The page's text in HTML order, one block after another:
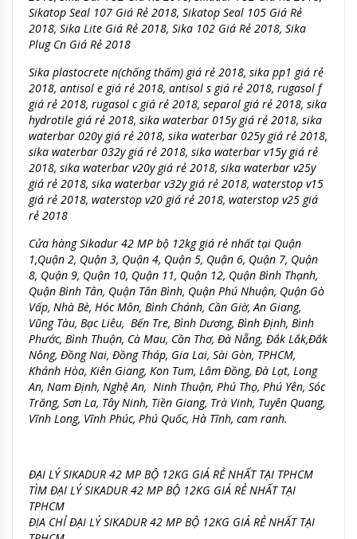
Sikatop Seal 107 Giá Rẻ 2018, Sikatop Seal 105 Giá Rẻ
2018, Sika Lite Giá Rẻ 2018, Sika 102 Giá Rẻ 2018, Sika
Plug Cn Giá Rẻ 2018
Sika plastocrete n(chống thấm) giá rẻ 2018, sika pp1 giá rẻ
2018, antisol e giá rẻ 2018, antisol s giá rẻ 2018, rugasol f
giá rẻ 2018, rugasol c giá rẻ 2018, separol giá rẻ 2018, sika
hydrotile giá rẻ 2018, sika waterbar 015y giá rẻ 2018, sika
waterbar 020y giá rẻ 2018, sika waterbar 025y giá rẻ 2018,
sika waterbar 032y giá rẻ 2018, sika waterbar v15y giá rẻ
2018, sika waterbar v20y giá rẻ 2018, sika waterbar v25y
giá rẻ 2018, sika waterbar v32y giá rẻ 2018, waterstop v15
giá rẻ 2018, waterstop v20 giá rẻ 2018, waterstop v25 giá
rẻ 2018
Cửa hàng Sikadur 42 MP bộ 12kg giá rẻ nhất tại Quận
1,Quận 2, Quận 3, Quận 4, Quận 5, Quận 6, Quận 7, Quận
8, Quận 9, Quận 10, Quận 11, Quận 12, Quận Bình Thạnh,
Quận Bình Tân, Quận Tân Bình, Quận Phú Nhuận, Quận Gò
Vấp, Nhà Bè, Hóc Môn, Bình Chánh, Cần Giờ, An Giang,
Vũng Tàu, Bạc Liêu, Bến Tre, Bình Dương, Bình Định, Bình
Phước, Bình Thuận, Cà Mau, Cần Thơ, Đà Nẵng, Đắk Lắk,Đắk
Nông, Đồng Nai, Đồng Tháp, Gia Lai, Sài Gòn, TPHCM,
Khánh Hòa, Kiên Giang, Kon Tum, Lâm Đồng, Đà Lạt, Long
An, Nam Định, Nghệ An, Ninh Thuận, Phú Thọ, Phú Yên, Sóc
Trăng, Sơn La, Tây Ninh, Tiền Giang, Trà Vinh, Tuyên Quang,
Vĩnh Long, Vĩnh Phúc, Phú Quốc, Hà Tĩnh, cam ranh.
ĐẠI LÝ SIKADUR 42 MP BỘ 12KG GIÁ RẺ NHẤT TẠI TPHCM
TÌM ĐẠI LÝ SIKADUR 42 MP BỘ 12KG GIÁ RẺ NHẤT TẠI
TPHCM
ĐỊA CHỈ ĐẠI LÝ SIKADUR 42 MP BỘ 12KG GIÁ RẺ NHẤT TẠI